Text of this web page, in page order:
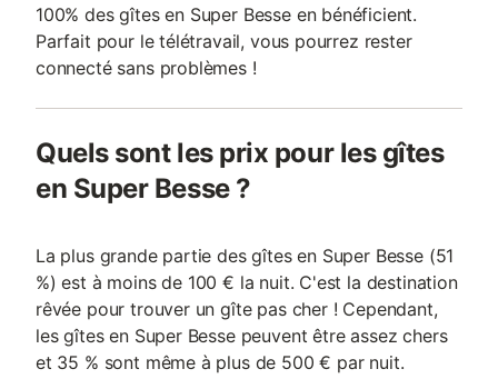
100% des gîtes en Super Besse en bénéficient.
Parfait pour le télétravail, vous pourrez rester
connecté sans problèmes !
Quels sont les prix pour les gîtes
en Super Besse ?
La plus grande partie des gîtes en Super Besse (51
%) est à moins de 100 € la nuit. C'est la destination
rêvée pour trouver un gîte pas cher ! Cependant,
les gîtes en Super Besse peuvent être assez chers
et 35 % sont même à plus de 500 € par nuit.